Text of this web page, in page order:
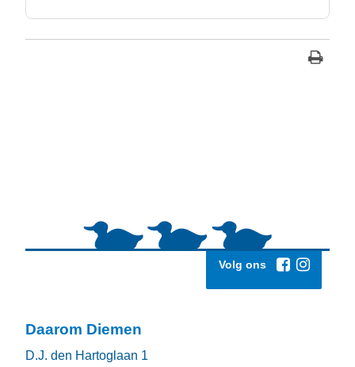
Volg ons
Daarom Diemen
D.J. den Hartoglaan 1